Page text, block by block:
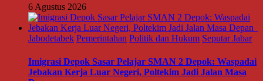
6 Agustus 2026
Jabodetabek Pemerintahan Politik dan Hukum Seputar Jabar
Imigrasi Depok Sasar Pelajar SMAN 2 Depok: Waspadai
Jebakan Kerja Luar Negeri, Poltekim Jadi Jalan Masa